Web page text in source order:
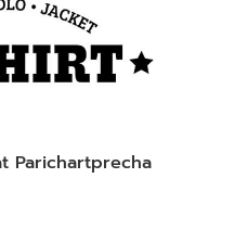
Parichartprecha